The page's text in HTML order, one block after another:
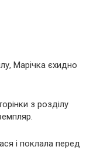
Марічка єхидно
з розділу
і поклала перед